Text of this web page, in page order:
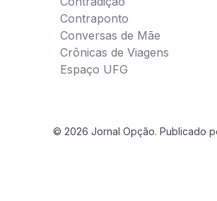
Contraponto
Conversas de Mãe
Crônicas de Viagens
Espaço UFG
© 2026 Jornal Opção. Publicado